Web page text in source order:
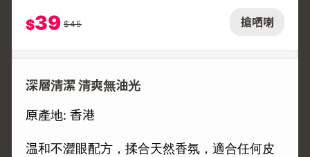
搶哂喇
$39 $45
深層清潔 清爽無油光
原產地: 香港
温和不澀眼配方，揉合天然香氛，適合任何皮